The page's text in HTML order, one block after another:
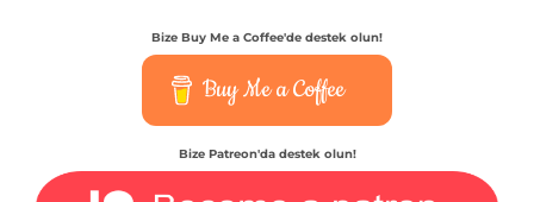
Bize Buy Me a Coffee'de destek olun!
Buy Me a Coffee
Bize Patreon'da destek olun!